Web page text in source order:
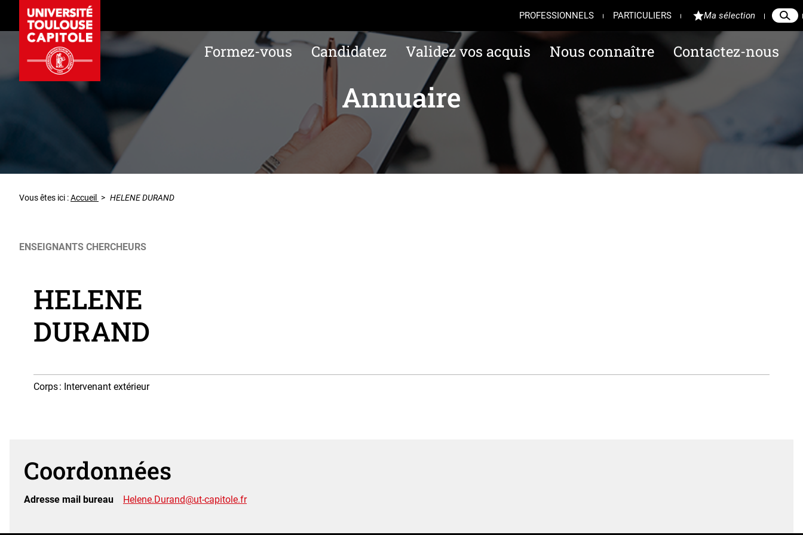
PROFESSIONNELS PARTICULIERS Ma sélection
Formez-vous Candidatez Validez vos acquis Nous connaître Contactez-nous
Annuaire
Vous êtes ici :Accueil > HELENE DURAND
ENSEIGNANTS CHERCHEURS
HELENE
DURAND
Corps: Intervenant extérieur
Coordonnées
Adresse mail bureau Helene.Durand@ut-capitole.fr